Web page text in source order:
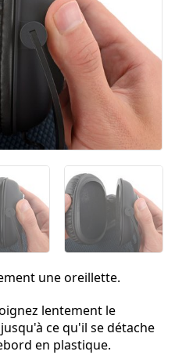
une oreillette.
lentement le
ce qu'il se détache
en plastique.